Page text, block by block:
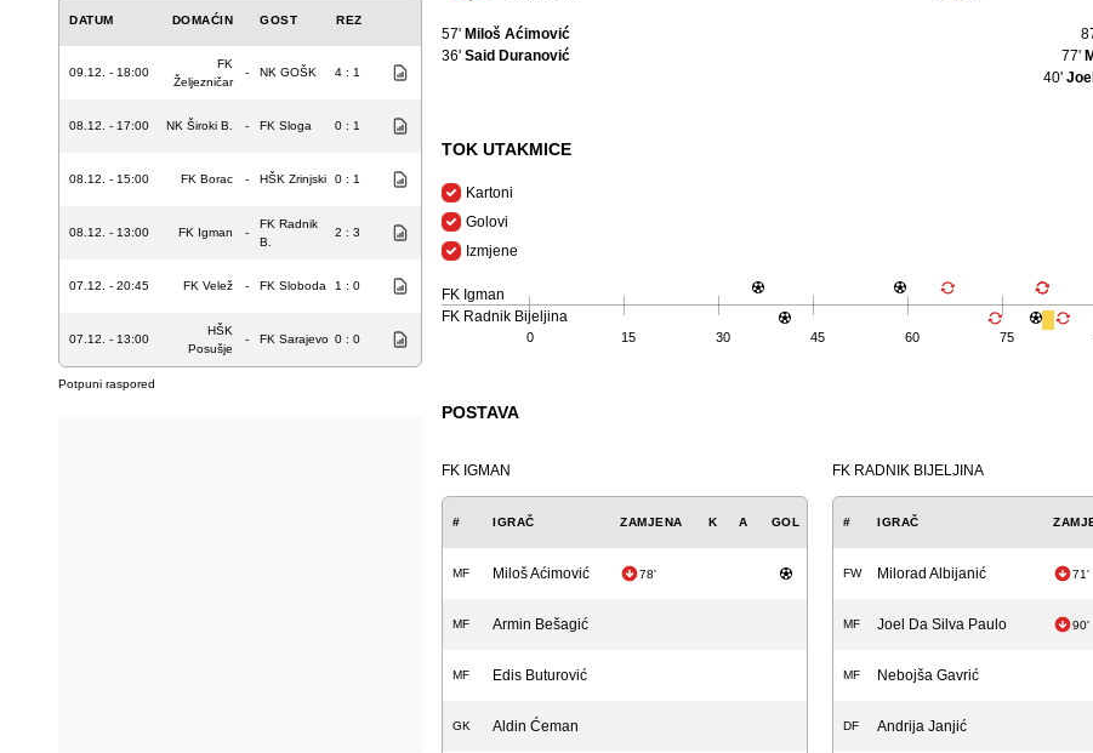
DATUM DOMAĆIN GOST REZ
09.12. - 18:00
FK
Željezničar
- NK GOŠK 4 : 1
08.12. - 17:00 NK Široki B. - FK Sloga 0 : 1
08.12. - 15:00 FK Borac - HŠK Zrinjski 0 : 1
08.12. - 13:00 FK Igman -
FK Radnik
B.
2 : 3
07.12. - 20:45 FK Velež - FK Sloboda 1 : 0
07.12. - 13:00
HŠK
Posušje
- FK Sarajevo 0 : 0
Potpuni raspored
57' Miloš Aćimović
36' Said Duranović
77'
40'
TOK UTAKMICE
Kartoni
Golovi
Izmjene
FK Igman
FK Radnik Bijeljina
0 15 30 45 60 75
POSTAVA
FK IGMAN
# IGRAČ ZAMJENA K A GOL
MF Miloš Aćimović 78'
MF Armin Bešagić
MF Edis Buturović
GK Aldin Ćeman
FK RADNIK BIJELJINA
# IGRAČ
FW Milorad Albijanić 71'
MF Joel Da Silva Paulo 90'
MF Nebojša Gavrić
DF Andrija Janjić